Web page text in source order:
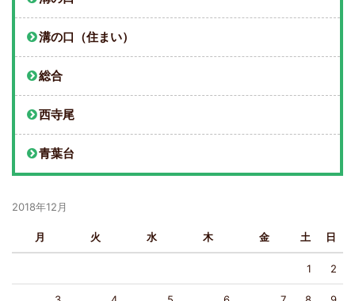
溝の口（住まい）
総合
西寺尾
青葉台
2018年12月
月 火 水 木 金 土 日
1 2